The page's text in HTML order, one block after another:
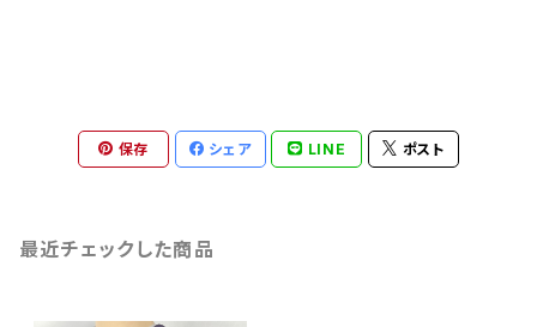
保存 シェア LINE ポスト
最近チェックした商品